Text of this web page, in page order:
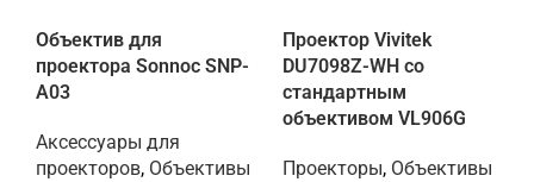
Объектив для
проектора Sonnoc SNP-
A03
Аксессуары для
проекторов, Объективы
Проектор Vivitek
DU7098Z-WH со
стандартным
объективом VL906G
Проекторы, Объективы